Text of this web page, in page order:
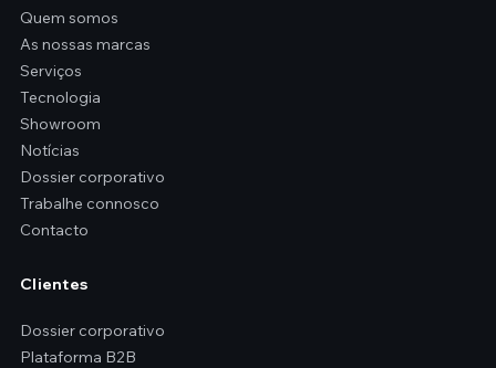
Quem somos
As nossas marcas
Serviços
Tecnologia
Showroom
Notícias
Dossier corporativo
Trabalhe connosco
Contacto
Clientes
Dossier corporativo
Plataforma B2B